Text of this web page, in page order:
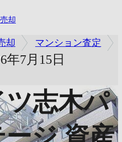
却
却 マンション査定
年7月15日
志木パ